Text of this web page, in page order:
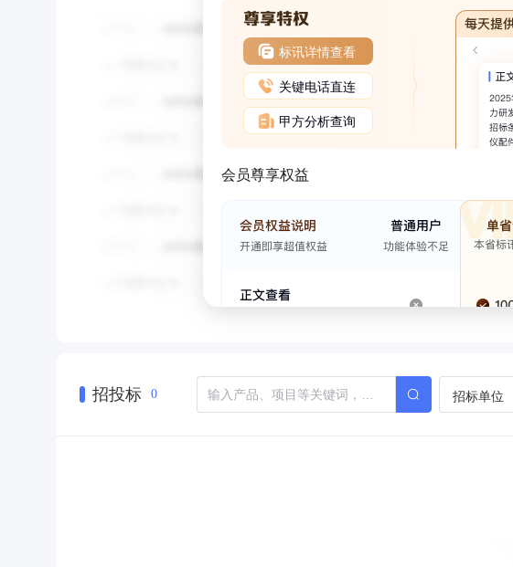
标讯详情查看
关键电话直连
甲方分析查询
会员尊享权益
招投标 0 招标单位